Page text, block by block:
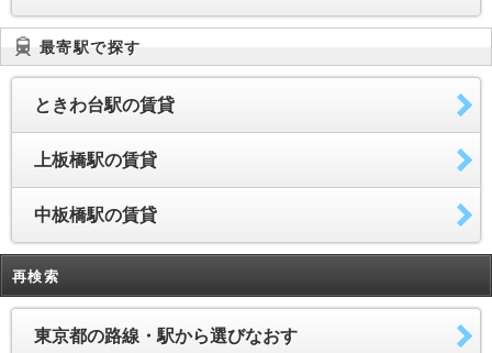
最寄駅で探す
ときわ台駅の賃貸
上板橋駅の賃貸
中板橋駅の賃貸
再検索
東京都の路線・駅から選びなおす